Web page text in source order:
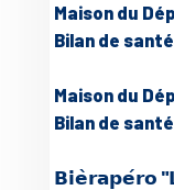
Maison du
Bilan de
Maison du
Bilan de
𝗕𝗶𝗲̀𝗿𝗮𝗽𝗲́𝗿𝗼